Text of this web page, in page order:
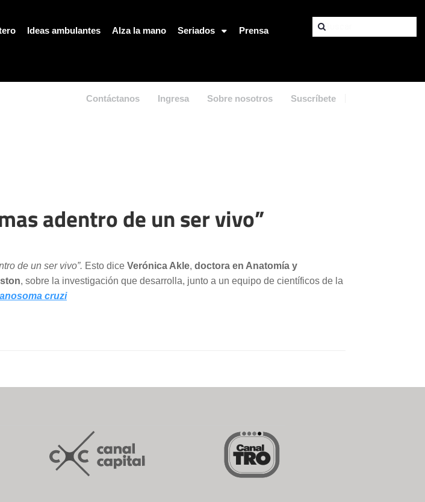
Ideas ambulantes Alza la mano Seriados Prensa
Contáctanos Ingresa Sobre nosotros Suscríbete
adentro de un ser vivo”
de un ser vivo”. Esto dice Verónica Akle, doctora en Anatomía y
, sobre la investigación que desarrolla, junto a un equipo de científicos de la
cruzi